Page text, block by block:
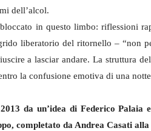
dell’alcol.
in questo limbo: riflessioni
liberatorio del ritornello – “non
a lasciar andare. La struttura
la confusione emotiva di una
da un’idea di Federico Palaia
completato da Andrea Casati